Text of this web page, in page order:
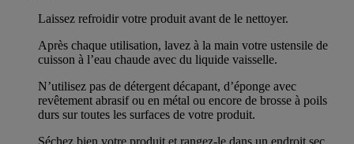
Laissez refroidir votre produit avant de le nettoyer.
Après chaque utilisation, lavez à la main votre ustensile de
cuisson à l’eau chaude avec du liquide vaisselle.
N’utilisez pas de détergent décapant, d’éponge avec
revêtement abrasif ou en métal ou encore de brosse à poils
durs sur toutes les surfaces de votre produit.